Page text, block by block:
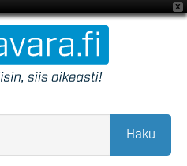
X
Haku